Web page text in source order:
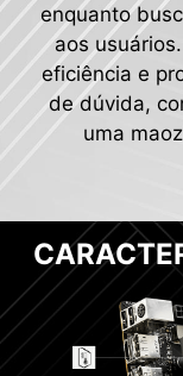
enquanto
aos
eficiência e
de dúvida,
uma